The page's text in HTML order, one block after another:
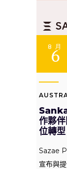
8 月
6
作夥
位轉型
Sazae
宣布與